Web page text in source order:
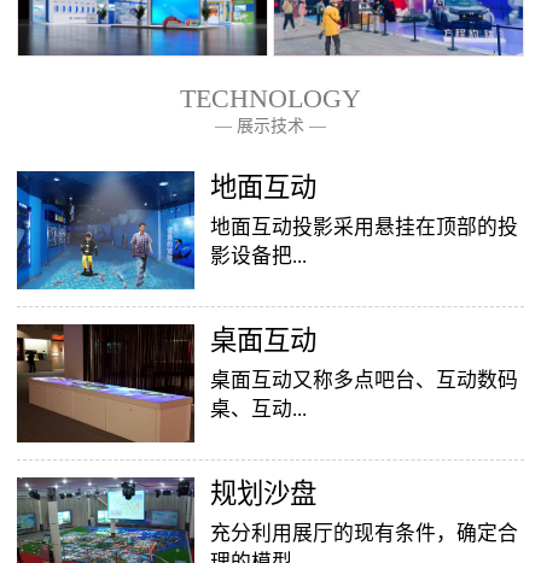
TECHNOLOGY
— 展示技术 —
地面互动
地面互动投影采用悬挂在顶部的投
影设备把...
影像效果投射到地面，当参访着走
至投影区域时，通过系统识别，参
访者可以直接使用双脚或动作与投
效果就会随着你的脚步产生相应的
变幻。地面互动投影系统是集虚拟
互动投影项目，包括水波纹、翻
桌面互动
桌面互动又称多点吧台、互动数码
桌、互动...
投影桌面，让普通的吧台（桌面）
变成一个多媒体互动娱乐游戏消费
平台，图文并茂，形式新颖，令桌
​规划沙盘
充分利用展厅的现有条件，确定合